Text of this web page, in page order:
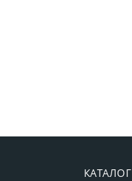
КАТАЛОГ